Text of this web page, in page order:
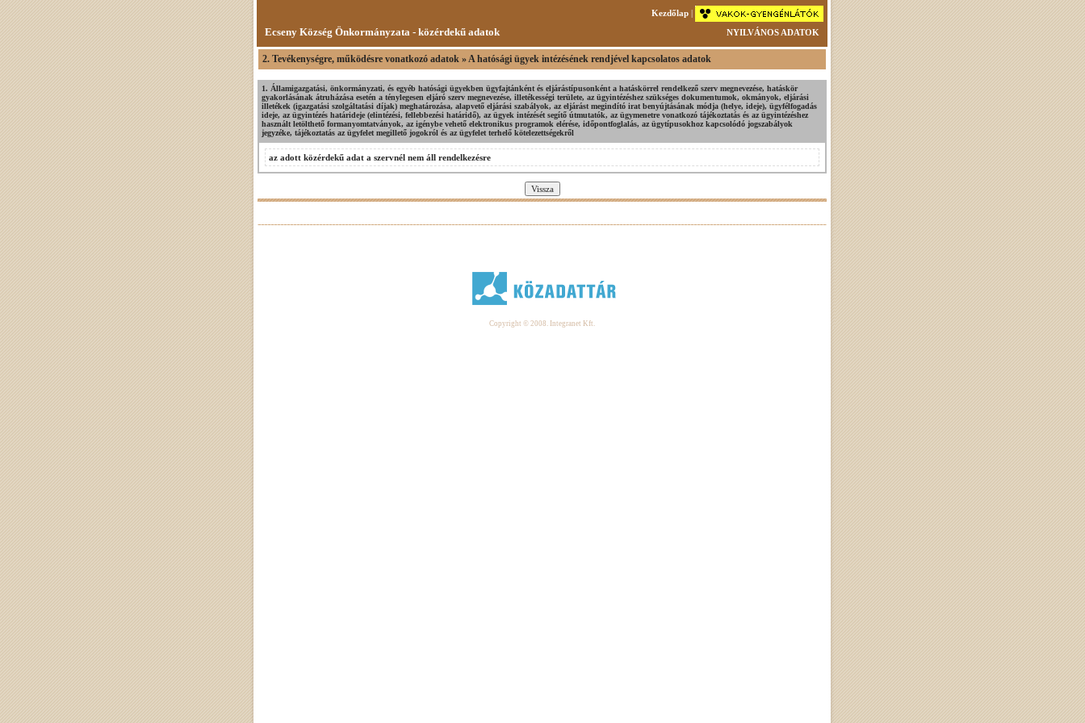
Kezdőlap |
Ecseny Község Önkormányzata - közérdekű adatok NYILVÁNOS ADATOK
2. Tevékenységre, működésre vonatkozó adatok » A hatósági ügyek intézésének rendjével kapcsolatos adatok
1. Államigazgatási, önkormányzati, és egyéb hatósági ügyekben ügyfajtánként és eljárástípusonként a hatáskörrel rendelkező szerv megnevezése, hatáskör
gyakorlásának átruházása esetén a ténylegesen eljáró szerv megnevezése, illetékességi területe, az ügyintézéshez szükséges dokumentumok, okmányok, eljárási
illetékek (igazgatási szolgáltatási díjak) meghatározása, alapvető eljárási szabályok, az eljárást megindító irat benyújtásának módja (helye, ideje), ügyfélfogadás
ideje, az ügyintézés határideje (elintézési, fellebbezési határidő), az ügyek intézését segítő útmutatók, az ügymenetre vonatkozó tájékoztatás és az ügyintézéshez
használt letölthető formanyomtatványok, az igénybe vehető elektronikus programok elérése, időpontfoglalás, az ügytípusokhoz kapcsolódó jogszabályok
jegyzéke, tájékoztatás az ügyfelet megillető jogokról és az ügyfelet terhelő kötelezettségekről
az adott közérdekű adat a szervnél nem áll rendelkezésre
Copyright © 2008. Integranet Kft.